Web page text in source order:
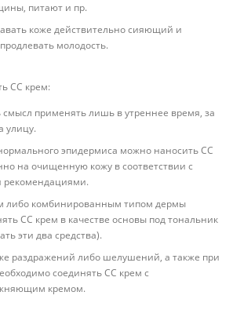
питают и пр.
коже действительно сияющий и
молодость.
СС крем:
смысл применять лишь в утреннее время, за
улицу.
эпидермиса можно наносить СС
на очищенную кожу в соответствии с
либо комбинированным типом дермы
СС крем в качестве основы под тональник
эти два средства).
раздражений либо шелушений, а также при
соединять СС крем с
кремом.